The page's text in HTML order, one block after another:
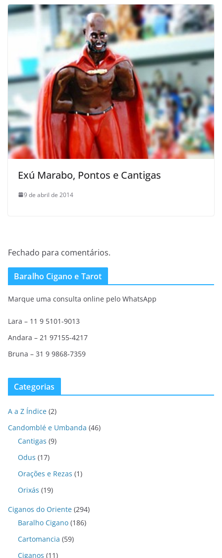
Exú Marabo, Pontos e Cantigas
9 de abril de 2014
Fechado para comentários.
Baralho Cigano e Tarot
Marque uma consulta online pelo WhatsApp
Lara – 11 9 5101-9013
Andara – 21 97155-4217
Bruna – 31 9 9868-7359
Categorias
A a Z Índice (2)
Candomblé e Umbanda (46)
Cantigas (9)
Odus (17)
Orações e Rezas (1)
Orixás (19)
Ciganos do Oriente (294)
Baralho Cigano (186)
Cartomancia (59)
Ciganos (11)